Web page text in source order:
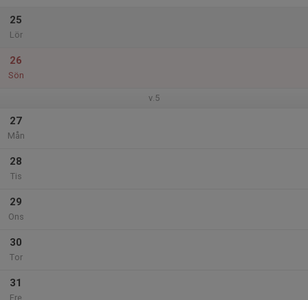
25
Lör
26
Sön
v.5
27
Mån
28
Tis
29
Ons
30
Tor
31
Fre